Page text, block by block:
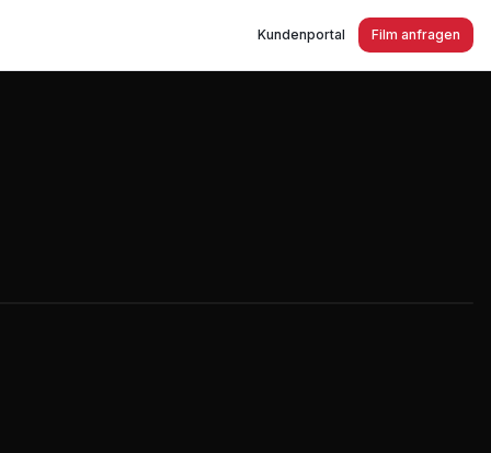
Kundenportal Film anfragen